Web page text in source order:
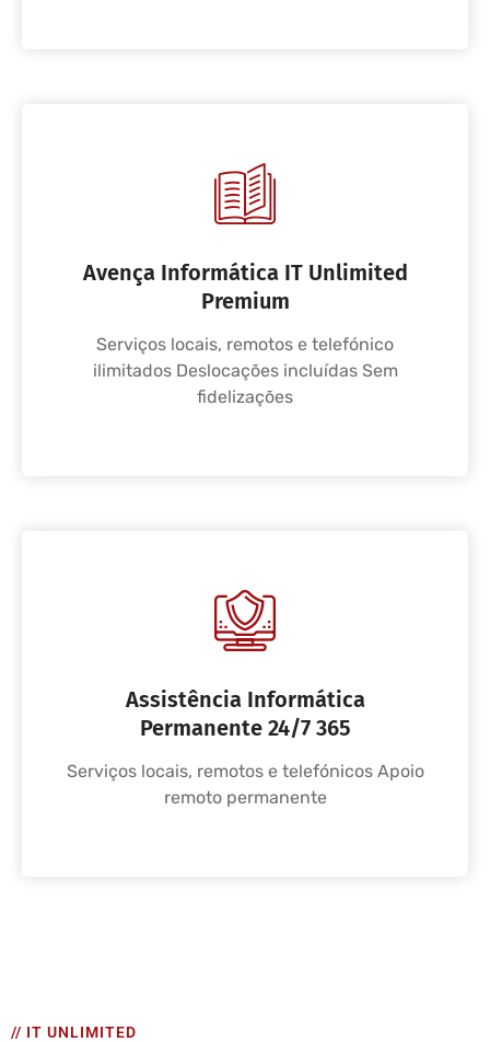
Avença Informática IT Unlimited
Premium
Serviços locais, remotos e telefónico
ilimitados Deslocações incluídas Sem
fidelizações
Assistência Informática
Permanente 24/7 365
Serviços locais, remotos e telefónicos Apoio
remoto permanente
// IT UNLIMITED